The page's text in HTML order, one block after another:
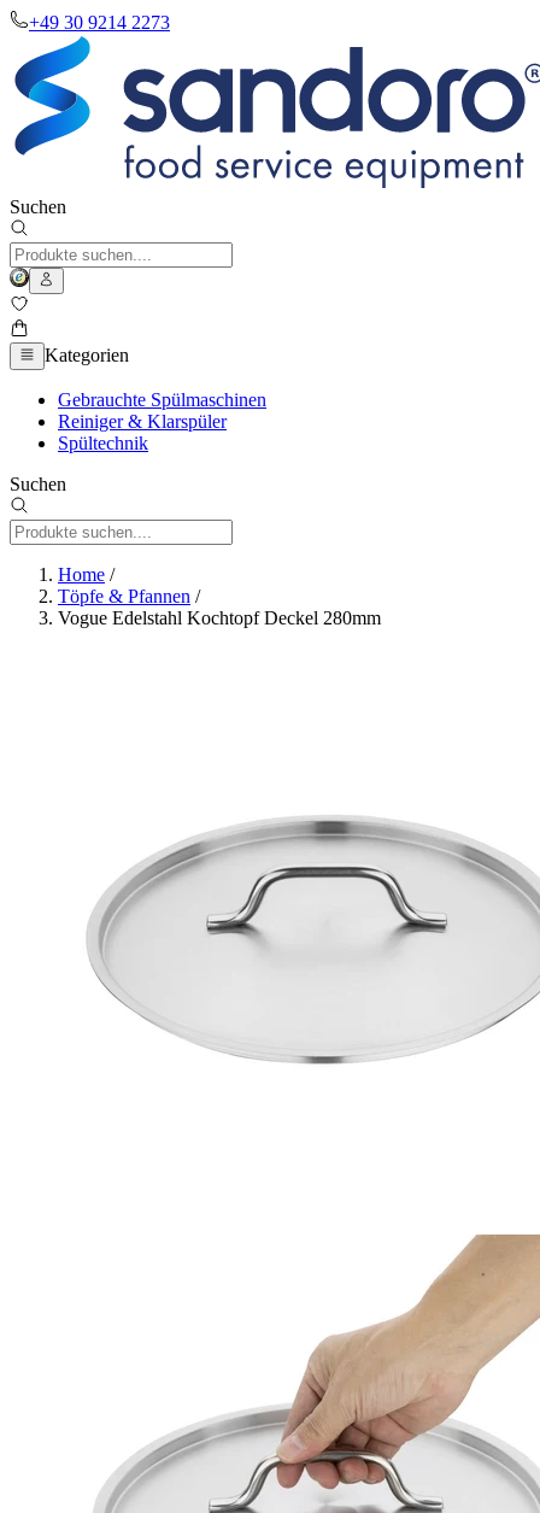
+49 30 9214 2273
Suchen
Kategorien
Gebrauchte Spülmaschinen
Reiniger & Klarspüler
Spültechnik
Suchen
Home /
Töpfe & Pfannen /
Vogue Edelstahl Kochtopf Deckel 280mm